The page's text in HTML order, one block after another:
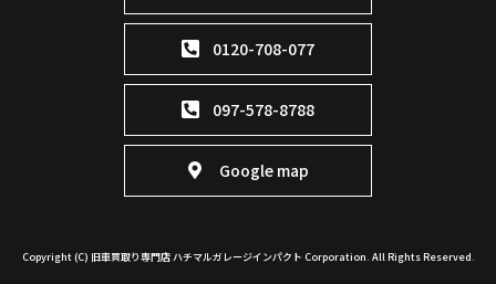
0120-708-077
097-578-8788
Google map
Copyright (C) 旧車買取り専門店 ハチマルガレージインパクト Corporation. All Rights Reserved.